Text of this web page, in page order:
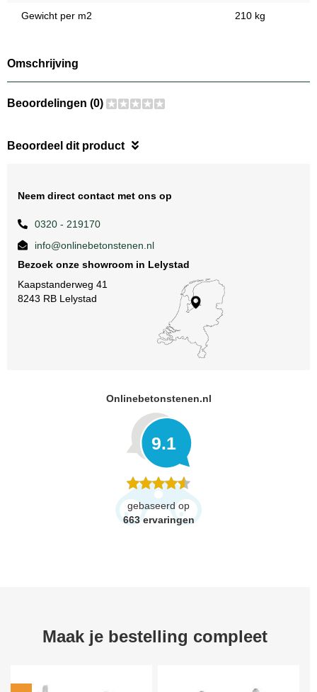
Gewicht per m2 210 kg
Omschrijving
Beoordelingen (0)
Beoordeel dit product
Neem direct contact met ons op
0320 - 219170
info@onlinebetonstenen.nl
Bezoek onze showroom in Lelystad
Kaapstanderweg 41
8243 RB Lelystad
Onlinebetonstenen.nl
9.1
gebaseerd op
663 ervaringen
Maak je bestelling compleet